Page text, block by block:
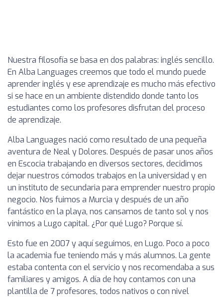
Nuestra filosofía se basa en dos palabras: inglés sencillo.
En Alba Languages creemos que todo el mundo puede
aprender inglés y ese aprendizaje es mucho más efectivo
si se hace en un ambiente distendido donde tanto los
estudiantes como los profesores disfrutan del proceso
de aprendizaje.
Alba Languages nació como resultado de una pequeña
aventura de Neal y Dolores. Después de pasar unos años
en Escocia trabajando en diversos sectores, decidimos
dejar nuestros cómodos trabajos en la universidad y en
un instituto de secundaria para emprender nuestro propio
negocio. Nos fuimos a Murcia y después de un año
fantástico en la playa, nos cansamos de tanto sol y nos
vinimos a Lugo capital. ¿Por qué Lugo? Porque sí.
Esto fue en 2007 y aquí seguimos, en Lugo. Poco a poco
la academia fue teniendo más y más alumnos. La gente
estaba contenta con el servicio y nos recomendaba a sus
familiares y amigos. A día de hoy contamos con una
plantilla de 7 profesores, todos nativos o con nivel